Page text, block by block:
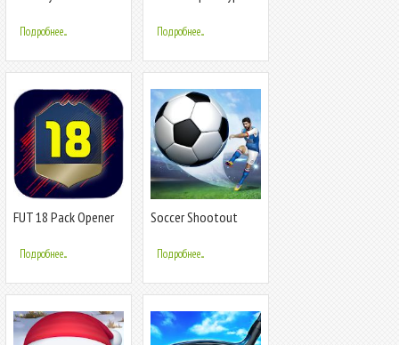
Подробнее... Подробнее...
FUT 18 Pack Opener
Подробнее...
Soccer Shootout
Подробнее...